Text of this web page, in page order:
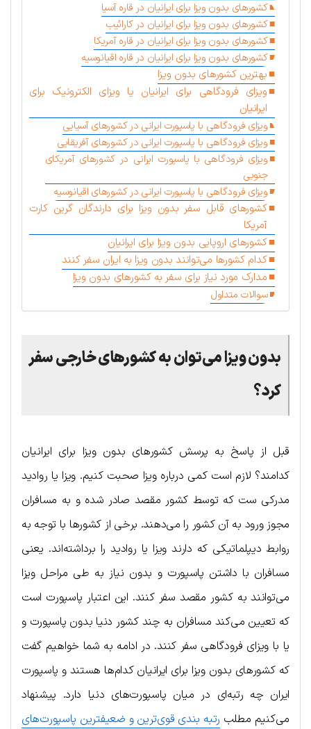
کشورهای بدون ویزا برای ایرانیان در قاره آسیا
کشورهای بدون ویزا برای ایرانیان در کارائیب
کشورهای بدون ویزا برای ایرانیان در قاره آمریکا
کشورهای بدون ویزا برای ایرانیان در قاره اقیانوسیه
بهترین کشورهای بدون ویزا
ویزای فرودگاهی برای ایرانیان یا ویزای الکترونیک برای
ایرانیان
ویزای فرودگاهی با پاسپورت ایرانی در کشورهای آسیایی
ویزای فرودگاهی با پاسپورت ایرانی در کشورهای آفریقایی
ویزای فرودگاهی با پاسپورت ایرانی در کشورهای آمریکای
جنوبی
ویزای فرودگاهی با پاسپورت ایرانی در کشورهای اقیانوسیه
کشورهای قابل سفر بدون ویزا برای دارندگان گرین کارت
آمریکا
کشورهای اروپایی بدون ویزا برای ایرانیان
کدام کشورها می‌توانند بدون ویزا به ایران سفر کنند
مدارک مورد نیاز برای سفر به کشورهای بدون ویزا
سوالات متداول
بدون ویزا می‌توان به کشورهای خارجی سفر
کرد؟
قبل از پاسخ به پرسش کشورهای بدون ویزا برای ایرانیان
کدامند؟ لازم است کمی درباره ویزا صحبت کنیم. ویزا یا روادید
مدرکی ست که توسط کشور مقصد صادر شده و به مسافران
مجوز ورود به آن کشور را می‌دهند. برخی از کشورها با توجه به
روابط دیپلماتیکی که دارند ویزا یا روادید را برداشته‌اند. یعنی
مسافران با داشتن پاسپورت و بدون نیاز به طی مراحل ویزا
می‌توانند به کشور مقصد سفر کنند. این اعتبار پاسپورت است
که تعیین می‌کند مسافران به چند کشور دنیا بدون پاسپورت و
یا با ویزای فرودگاهی سفر کنند. در ادامه به شما خواهیم گفت
که کشورهای بدون ویزا برای ایرانیان کدام‌ها هستند و پاسپورت
ایران چه رتبه‌ای در میان پاسپورت‌های دنیا دارد. پیشنهاد
می‌کنیم مطلب رتبه بندی قوی‌ترین و ضعیفترین پاسپورت‌های